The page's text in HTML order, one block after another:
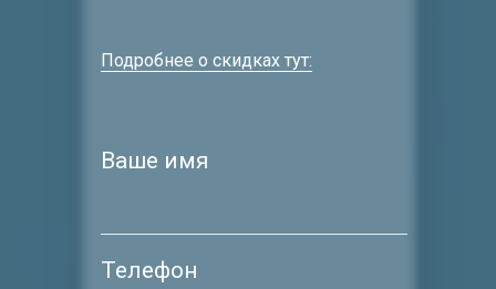
Ваше имя
Телефон
Подробнее о скидках тут: